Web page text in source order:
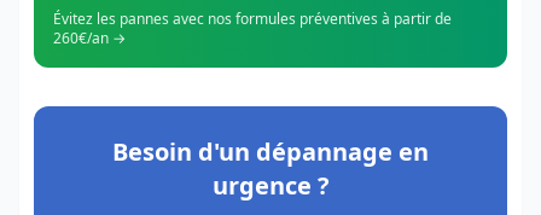
Évitez les pannes avec nos formules préventives à partir de
260€/an →
Besoin d'un dépannage en
urgence ?